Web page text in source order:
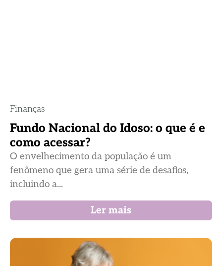
Finanças
Fundo Nacional do Idoso: o que é e
como acessar?
O envelhecimento da população é um
fenômeno que gera uma série de desafios,
incluindo a...
Ler mais